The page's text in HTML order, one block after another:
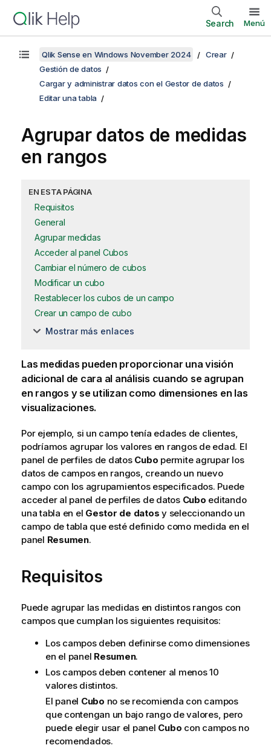
Search Menú
Qlik Sense en Windows November 2024
Crear
Gestión de datos
Cargar y administrar datos con el Gestor de datos
Editar una tabla
Agrupar datos de medidas
en rangos
EN ESTA PÁGINA
Requisitos
General
Agrupar medidas
Acceder al panel Cubos
Cambiar el número de cubos
Modificar un cubo
Restablecer los cubos de un campo
Crear un campo de cubo
Mostrar más enlaces
Las medidas pueden proporcionar una visión
adicional de cara al análisis cuando se agrupan
en rangos y se utilizan como dimensiones en las
visualizaciones.
Por ejemplo, si un campo tenía edades de clientes,
podríamos agrupar los valores en rangos de edad. El
panel de perfiles de datos Cubo permite agrupar los
datos de campos en rangos, creando un nuevo
campo con los agrupamientos especificados. Puede
acceder al panel de perfiles de datos Cubo editando
una tabla en el Gestor de datos y seleccionando un
campo de tabla que esté definido como medida en el
panel Resumen.
Requisitos
Puede agrupar las medidas en distintos rangos con
campos que cumplan los siguientes requisitos:
Los campos deben definirse como dimensiones
en el panel Resumen.
Los campos deben contener al menos 10
valores distintos.
El panel Cubo no se recomienda con campos
que contengan un bajo rango de valores, pero
puede elegir usar el panel Cubo con campos no
recomendados.